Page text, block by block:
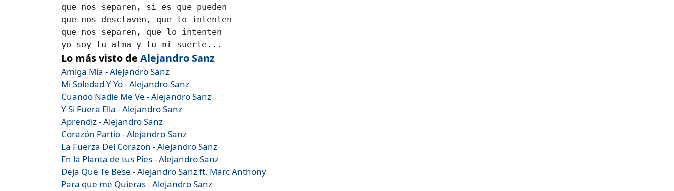
que nos separen, si es que pueden
que nos desclaven, que lo intenten
que nos separen, que lo intenten
Lo más visto de Alejandro Sanz
Amiga Mía - Alejandro Sanz
Mi Soledad Y Yo - Alejandro Sanz
Cuando Nadie Me Ve - Alejandro Sanz
Y Si Fuera Ella - Alejandro Sanz
Aprendiz - Alejandro Sanz
Corazón Partío - Alejandro Sanz
La Fuerza Del Corazon - Alejandro Sanz
En la Planta de tus Pies - Alejandro Sanz
Deja Que Te Bese - Alejandro Sanz ft. Marc Anthony
Para que me Quieras - Alejandro Sanz